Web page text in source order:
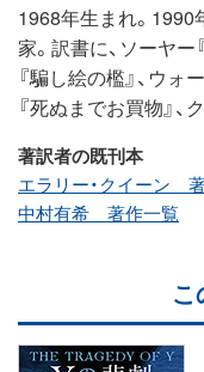
1968年生まれ。1990
家。訳書に、ソーヤ
『騙し絵の檻』、ウォ
『死ぬまでお買物』、
著訳者の既刊本
エラリー・クイーン
中村有希 著作一覧